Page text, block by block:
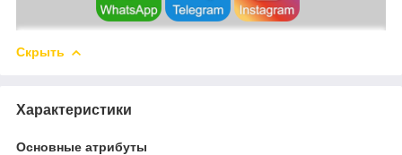
Скрыть
Характеристики
Основные атрибуты